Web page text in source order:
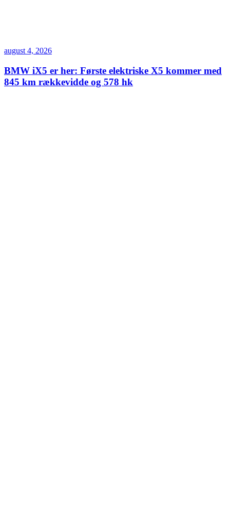
august 4, 2026
BMW iX5 er her: Første elektriske X5 kommer med
845 km rækkevidde og 578 hk